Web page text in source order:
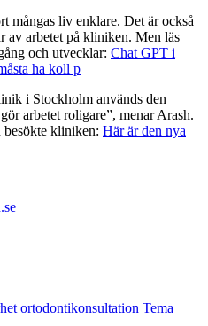
mångas liv enklare. Det är också
av arbetet på kliniken. Men läs
och utvecklar: Chat GPT i
ha koll p
i Stockholm används den
arbetet roligare”, menar Arash.
kliniken: Här är den nya
ortodontikonsultation Tema